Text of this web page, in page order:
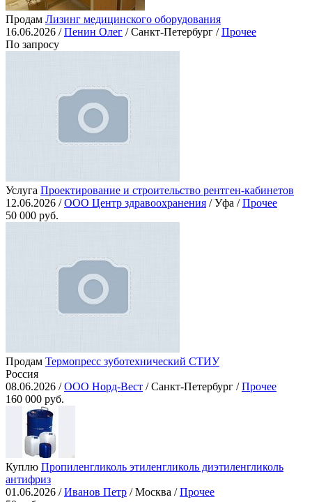
Продам Лизинг медицинского оборудования
16.06.2026 /Пенин Олег / Санкт-Петербург /Прочее
По запросу
Услуга Проектирование и строительство рентген-кабинетов
12.06.2026 /ООО Центр здравоохранения / Уфа /Прочее
50 000 руб.
Продам Термопресс зуботехнический СТИУ
Россия
08.06.2026 /ООО Норд-Вест / Санкт-Петербург /Прочее
160 000 руб.
Куплю Пропиленгликоль этиленгликоль диэтиленгликоль
антифриз
01.06.2026 /Иванов Петр / Москва /Прочее